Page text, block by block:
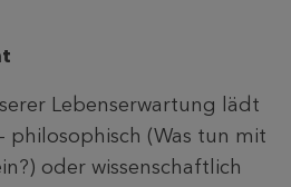
Lebenserwartung lädt
philosophisch (Was tun mit
oder wissenschaftlich